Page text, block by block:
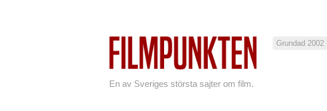
En av Sveriges största sajter om film.
Grundad 2002